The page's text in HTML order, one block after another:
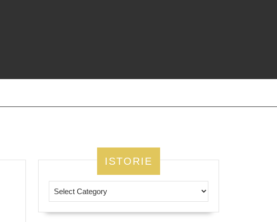
ISTORIE